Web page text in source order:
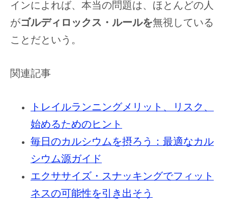
インによれば、本当の問題は、ほとんどの人
がゴルディロックス・ルールを無視している
ことだという。
関連記事
トレイルランニングメリット、リスク、
始めるためのヒント
毎日のカルシウムを摂ろう：最適なカル
シウム源ガイド
エクササイズ・スナッキングでフィット
ネスの可能性を引き出そう